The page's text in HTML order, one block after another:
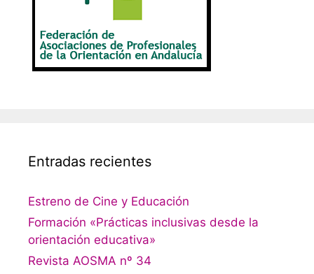
Entradas recientes
Estreno de Cine y Educación
Formación «Prácticas inclusivas desde la
orientación educativa»
Revista AOSMA nº 34